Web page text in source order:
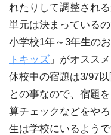
れたりして調整され
単元は決まっているの
小学校1年～3年生の
トキッズ 」がオスス
休校中の宿題は3/97
との事なので、宿題
算チェックなどをや
生は学校にいるよう